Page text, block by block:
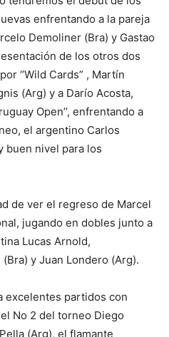
enfrentando a la pareja
Demoliner (Bra) y Gastao
de los otros dos
‘’Wild Cards” , Martín
(Arg) y a Darío Acosta,
Open’’, enfrentando a
el argentino Carlos
buen nivel para los
de ver el regreso de Marcel
jugando en dobles junto a
Lucas Arnold,
y Juan Londero (Arg).
excelentes partidos con
No 2 del torneo Diego
(Arg), el flamante